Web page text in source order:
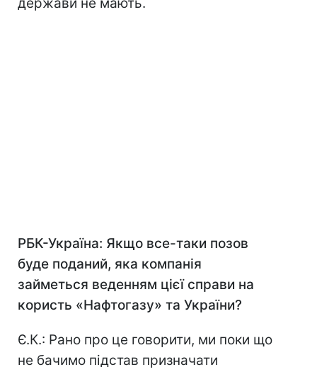
РБК-Україна: Якщо все-таки позов
буде поданий, яка компанія
займеться веденням цієї справи на
користь «Нафтогазу» та України?
Є.К.: Рано про це говорити, ми поки що
не бачимо підстав призначати